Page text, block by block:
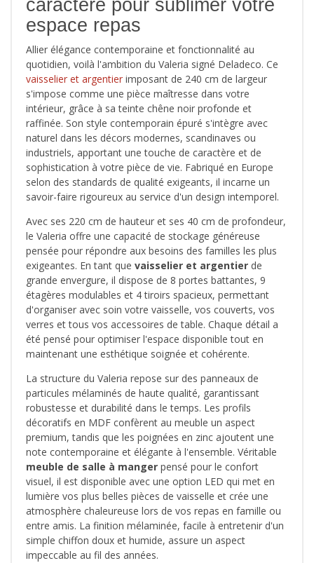
caractère pour sublimer votre
espace repas
Allier élégance contemporaine et fonctionnalité au
quotidien, voilà l'ambition du Valeria signé Deladeco. Ce
vaisselier et argentier imposant de 240 cm de largeur
s'impose comme une pièce maîtresse dans votre
intérieur, grâce à sa teinte chêne noir profonde et
raffinée. Son style contemporain épuré s'intègre avec
naturel dans les décors modernes, scandinaves ou
industriels, apportant une touche de caractère et de
sophistication à votre pièce de vie. Fabriqué en Europe
selon des standards de qualité exigeants, il incarne un
savoir-faire rigoureux au service d'un design intemporel.
Avec ses 220 cm de hauteur et ses 40 cm de profondeur,
le Valeria offre une capacité de stockage généreuse
pensée pour répondre aux besoins des familles les plus
exigeantes. En tant que vaisselier et argentier de
grande envergure, il dispose de 8 portes battantes, 9
étagères modulables et 4 tiroirs spacieux, permettant
d'organiser avec soin votre vaisselle, vos couverts, vos
verres et tous vos accessoires de table. Chaque détail a
été pensé pour optimiser l'espace disponible tout en
maintenant une esthétique soignée et cohérente.
La structure du Valeria repose sur des panneaux de
particules mélaminés de haute qualité, garantissant
robustesse et durabilité dans le temps. Les profils
décoratifs en MDF confèrent au meuble un aspect
premium, tandis que les poignées en zinc ajoutent une
note contemporaine et élégante à l'ensemble. Véritable
meuble de salle à manger pensé pour le confort
visuel, il est disponible avec une option LED qui met en
lumière vos plus belles pièces de vaisselle et crée une
atmosphère chaleureuse lors de vos repas en famille ou
entre amis. La finition mélaminée, facile à entretenir d'un
simple chiffon doux et humide, assure un aspect
impeccable au fil des années.